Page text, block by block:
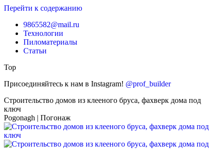
Перейти к содержанию
9865582@mail.ru
Технологии
Пиломатериалы
Статьи
Top
Присоединяйтесь к нам в Instagram! @prof_builder
Строительство домов из клееного бруса, фахверк дома под
ключ
Pogonagh | Погонаж